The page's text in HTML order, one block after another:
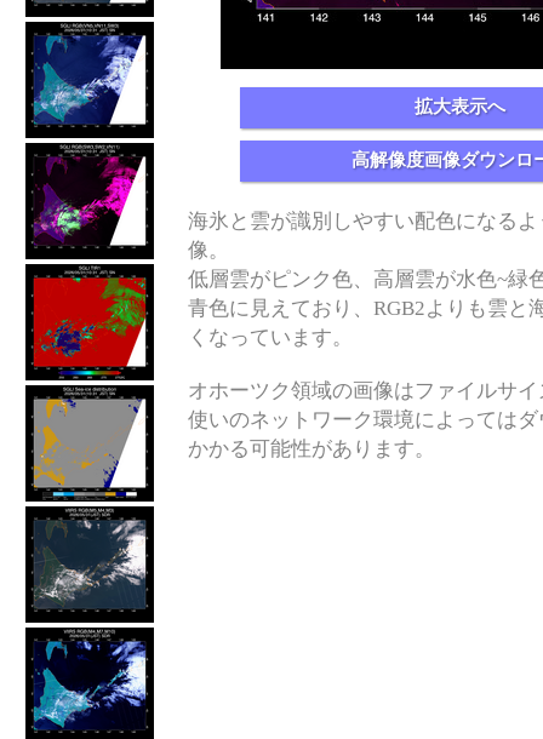
拡大表示へ
高解像度画像ダウンロ
海氷と雲が識別しやすい配色になる
像。
低層雲がピンク色、高層雲が水色~緑
青色に見えており、RGB2よりも雲と
くなっています。
オホーツク領域の画像はファイルサ
使いのネットワーク環境によっては
かかる可能性があります。